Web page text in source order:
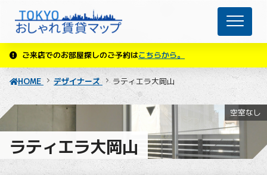
ご来店でのお部屋探しのご予約はこちらから。
HOME デザイナーズ ラティエラ大岡山
ラティエラ大岡山
空室なし